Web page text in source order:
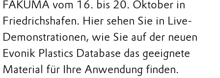
FAKUMA vom 16. bis 20. Oktober in
Friedrichshafen. Hier sehen Sie in Live-
Demonstrationen, wie Sie auf der neuen
Evonik Plastics Database das geeignete
Material für Ihre Anwendung finden.